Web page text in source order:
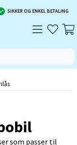
SIKKER OG ENKEL BETALING
som passer til